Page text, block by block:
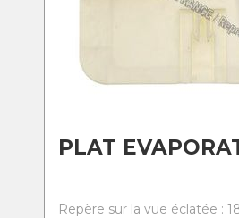
PLAT
Repère sur la vue éclatée :